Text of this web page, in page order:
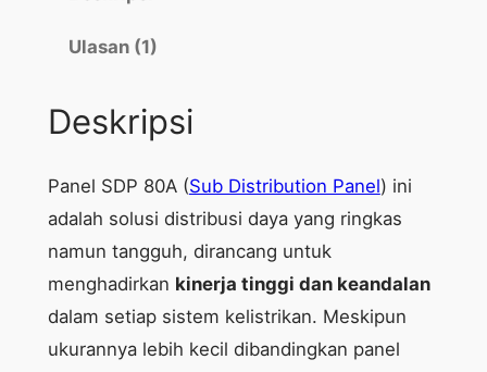
Ulasan (1)
Deskripsi
Panel SDP 80A (Sub Distribution Panel) ini
adalah solusi distribusi daya yang ringkas
namun tangguh, dirancang untuk
menghadirkan kinerja tinggi dan keandalan
dalam setiap sistem kelistrikan. Meskipun
ukurannya lebih kecil dibandingkan panel